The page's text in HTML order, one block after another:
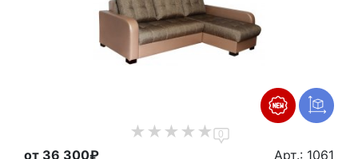
0
от 36 300₽ Арт.: 1061